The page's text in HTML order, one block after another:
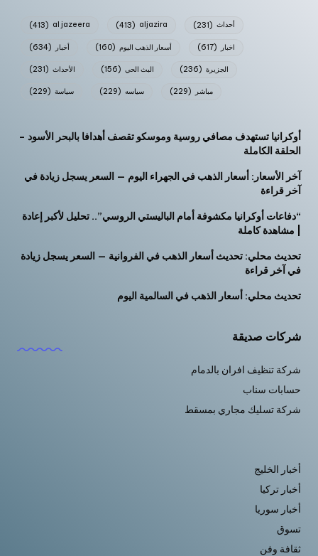
al jazeera
(413) aljazira
(413) أحداث (231)
أخبار (634) أسعار الذهب اليوم (160) اخبار (617)
الأحداث (231) البث الحي (156) الجزيرة (236)
سياسة (229) سياسه (229) مباشر (229)
أوكرانيا تستهدف مصافي روسية وموسكو تقصف أهدافا بالبحر الأسود –
الحلقة الكاملة
آخر الأسعار: أسعار الذهب في الجهراء اليوم — السعر يسجل زيادة في
آخر قراءة
“دفاعات أوكرانيا مكشوفة أمام الباليستي الروسي”.. تحليل لأكبر إعادة
| مشاهدة كاملة
تحديث محلي: تحديث أسعار الذهب في الفروانية — السعر يسجل زيادة
في آخر قراءة
تحديث محلي: أسعار الذهب في السالمية اليوم
شركات صديقة
شركة تنظيف افران بالدمام
حسابات سناب
شركة تسليك مجاري بمسقط
أخبار الخليج
أخبار تركيا
أخبار سوريا
تسوق
ثقافة وفن